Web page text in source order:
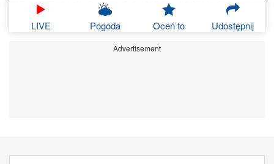
LIVE Pogoda Oceń to Udostępnij
Advertisement